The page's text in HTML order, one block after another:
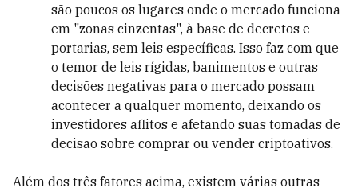
são poucos os lugares onde o mercado funciona
em "zonas cinzentas", à base de decretos e
portarias, sem leis específicas. Isso faz com que
o temor de leis rígidas, banimentos e outras
decisões negativas para o mercado possam
acontecer a qualquer momento, deixando os
investidores aflitos e afetando suas tomadas de
decisão sobre comprar ou vender criptoativos.
Além dos três fatores acima, existem várias outras